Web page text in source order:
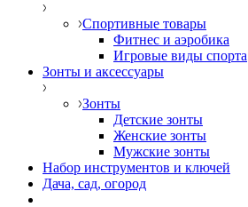
Спортивные товары
Фитнес и аэробика
Игровые виды спорта
Зонты и аксессуары
Зонты
Детские зонты
Женские зонты
Мужские зонты
Набор инструментов и ключей
Дача, сад, огород